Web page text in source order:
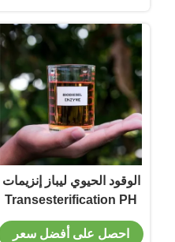
الوقود الحيوي ليباز إنزيمات
Transesterification PH
6.0 - 8.0
احصل على أفضل سعر